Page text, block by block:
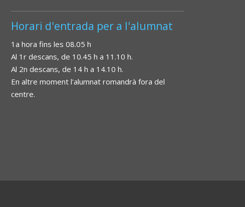
Horari d'entrada per a l'alumnat
1a hora fins les 08.05 h
Al 1r descans, de 10.45 h a 11.10 h.
Al 2n descans, de 14 h a 14.10 h.
En altre moment l'alumnat romandrà fora del
centre.